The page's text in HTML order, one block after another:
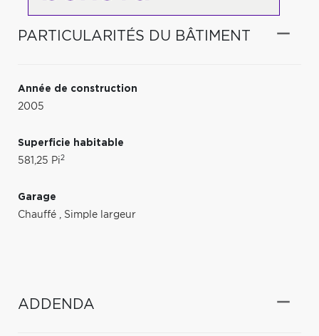
PARTICULARITÉS DU BÂTIMENT
Année de construction
2005
Superficie habitable
581,25 Pi2
Garage
Chauffé , Simple largeur
ADDENDA